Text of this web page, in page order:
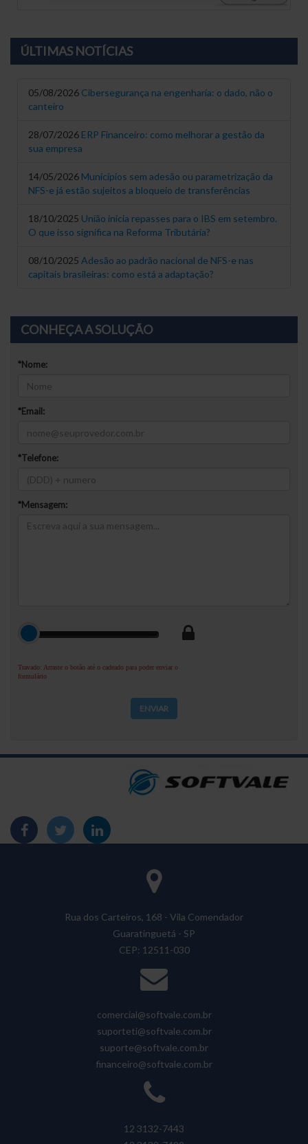
ÚLTIMAS NOTÍCIAS
05/08/2026 Cibersegurança na engenharia: o dado, não o
canteiro
28/07/2026 ERP Financeiro: como melhorar a gestão da
sua empresa
14/05/2026 Municípios sem adesão ou parametrização da
NFS-e já estão sujeitos a bloqueio de transferências
18/10/2025 União inicia repasses para o IBS em setembro.
O que isso significa na Reforma Tributária?
08/10/2025 Adesão ao padrão nacional de NFS-e nas
capitais brasileiras: como está a adaptação?
CONHEÇA A SOLUÇÃO
*Nome:
*Email:
*Telefone:
*Mensagem:
Travado: Arraste o botão até o cadeado para poder enviar o
formulário
Rua dos Carteiros, 168 - Vila Comendador
Guaratinguetá - SP
CEP: 12511-030
comercial@softvale.com.br
suporteti@softvale.com.br
suporte@softvale.com.br
financeiro@softvale.com.br
12 3132-7443